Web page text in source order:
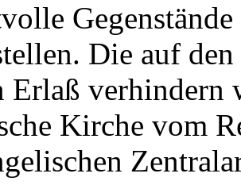
Die auf
Erlaß
Kirche vom